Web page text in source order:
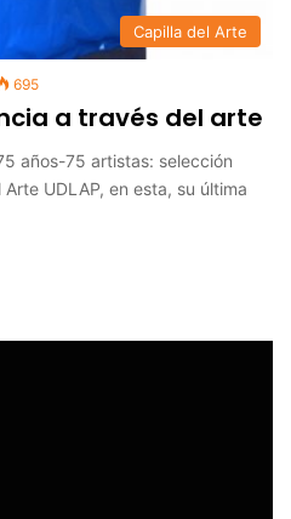
Capilla del Arte
695
a través del arte
años-75 artistas: selección
UDLAP, en esta, su última